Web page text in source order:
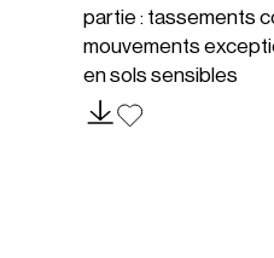
partie : tassements
mouvements
en sols sensibles